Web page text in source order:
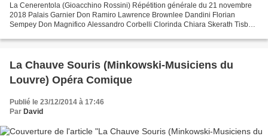
La Cenerentola (Gioacchino Rossini) Répétition générale du 21 novembre
2018 Palais Garnier Don Ramiro Lawrence Brownlee Dandini Florian
Sempey Don Magnifico Alessandro Corbelli Clorinda Chiara Skerath Tisbe
La Chauve Souris (Minkowski-Musiciens du
Louvre) Opéra Comique
Publié le 23/12/2014 à 17:46
Par David